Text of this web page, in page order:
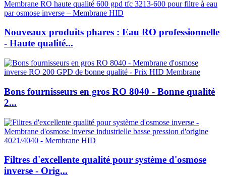
Nouveaux produits phares : Eau RO professionnelle
- Haute qualité...
Bons fournisseurs en gros RO 8040 - Bonne qualité
2...
Filtres d'excellente qualité pour système d'osmose
inverse - Orig...